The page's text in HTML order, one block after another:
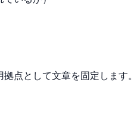
点として文章を固定します。